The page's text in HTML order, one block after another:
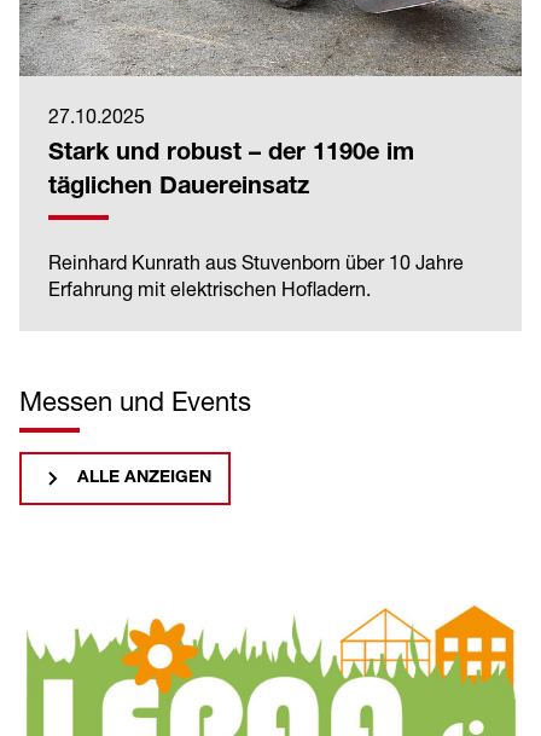
27.10.2025
Stark und robust – der 1190e im
täglichen Dauereinsatz
Reinhard Kunrath aus Stuvenborn über 10 Jahre
Erfahrung mit elektrischen Hofladern.
Messen und Events
ALLE ANZEIGEN